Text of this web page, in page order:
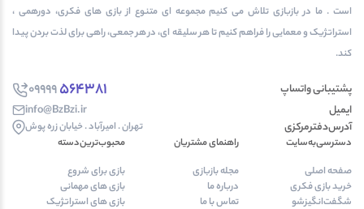
است . ما در بازبازی تلاش می کنیم مجموعه ای متنوع از بازی های فکری، دورهمی ،
استراتژیک و معمایی را فراهم کنیم تا هر سلیقه ای، در هر جمعی، راهی برای لذت بردن پیدا
کند.
پشتیبانی واتساپ 564381
09999
ایمیل
info@BzBzi.ir
آدرس‌دفتر‌مرکزی
تهران . امیرآباد . خیابان زره پوش
دسترسی‌به‌سایت
صفحه اصلی
خرید بازی فکری
شگفت‌انگیزشو
راهنمای مشتریان
مجله بازبازی
درباره ما
تماس با ما
محبوب‌ترین‌دسته‌
بازی برای شروع
بازی های مهمانی
بازی های استراتژیک